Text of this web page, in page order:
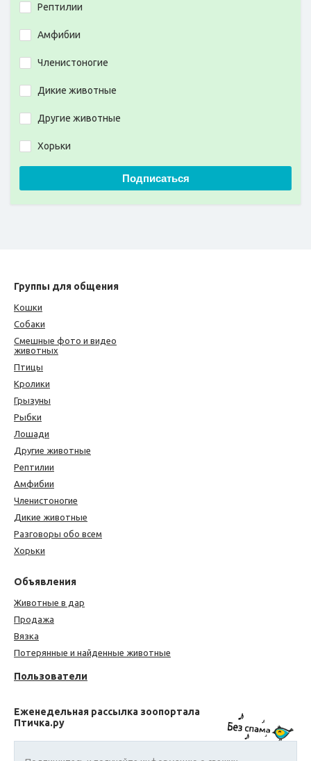
Рептилии
Амфибии
Членистоногие
Дикие животные
Другие животные
Хорьки
Подписаться
Группы для общения
Кошки
Собаки
Смешные фото и видео
животных
Птицы
Кролики
Грызуны
Рыбки
Лошади
Другие животные
Рептилии
Амфибии
Членистоногие
Дикие животные
Разговоры обо всем
Хорьки
Объявления
Животные в дар
Продажа
Вязка
Потерянные и найденные животные
Пользователи
Еженедельная рассылка зоопортала
Птичка.ру